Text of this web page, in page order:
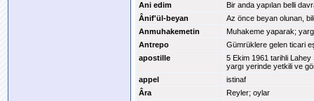
Ani edim
Bir anda yapılan belli
Ânif'ül-beyan
Az önce beyan olunan,
Anmuhakemetin
Muhakeme yaparak;
Antrepo
Gümrüklere gelen ticari
apostille
5 Ekim 1961 tarihli
yargı yerinde yetkili ve
appel
istinaf
Âra
Reyler; oylar